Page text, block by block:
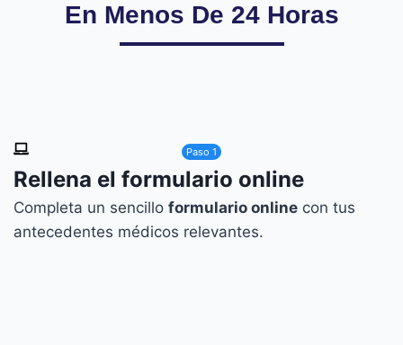
En Menos De 24 Horas
Rellena el formulario online
Completa un sencillo formulario online con tus
antecedentes médicos relevantes.
Paso 1